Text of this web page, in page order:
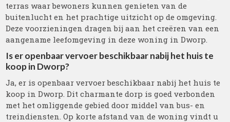
terras waar bewoners kunnen genieten van de
buitenlucht en het prachtige uitzicht op de omgeving.
Deze voorzieningen dragen bij aan het creëren van een
aangename leefomgeving in deze woning in Dworp.
Is er openbaar vervoer beschikbaar nabij het huis te
koop in Dworp?
Ja, er is openbaar vervoer beschikbaar nabij het huis te
koop in Dworp. Dit charmante dorp is goed verbonden
met het omliggende gebied door middel van bus- en
treindiensten. Op korte afstand van de woning vindt u